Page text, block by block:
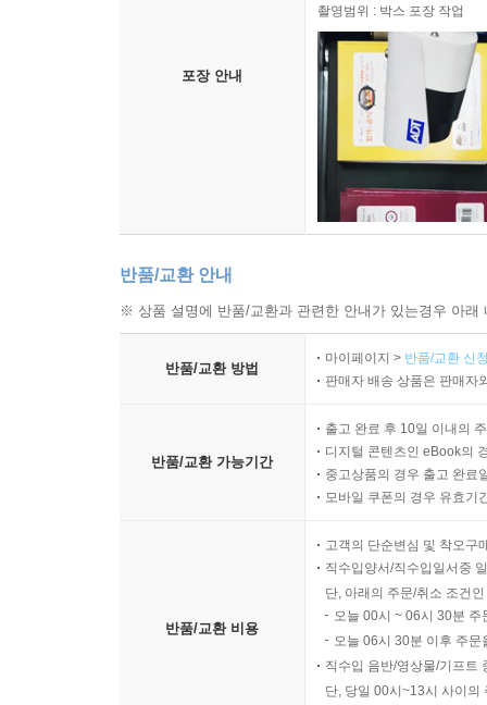
포장 안내
촬영범위 : 박스 포장 작업
반품/교환 안내
※ 상품 설명에 반품/교환과 관련한 안내가 있는경우 아
반품/교환 방법
마이페이지 > 반품/교환 신
판매자 배송 상품은 판매자
반품/교환 가능기간
출고 완료 후 10일 이내의
디지털 콘텐츠인 eBook의
중고상품의 경우 출고 완료
모바일 쿠폰의 경우 유효기
반품/교환 비용
고객의 단순변심 및 착오구
직수입양서/직수입일서중
단, 아래의 주문/취소 조건
오늘 00시 ~ 06시 30분
오늘 06시 30분 이후 주
직수입 음반/영상물/기프트
단, 당일 00시~13시 사이의